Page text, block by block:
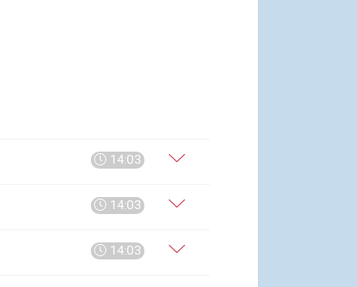
14:03
14:03
14:03